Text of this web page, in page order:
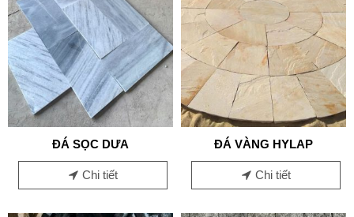
ĐÁ SỌC DƯA
Chi tiết
ĐÁ VÀNG HYLAP
Chi tiết